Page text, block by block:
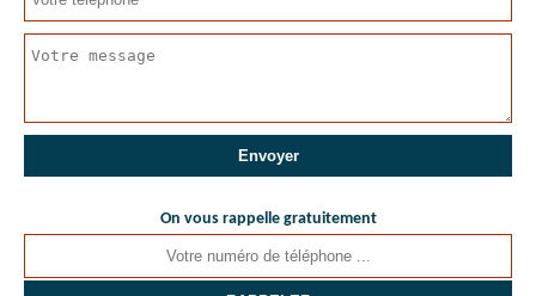
On vous rappelle gratuitement